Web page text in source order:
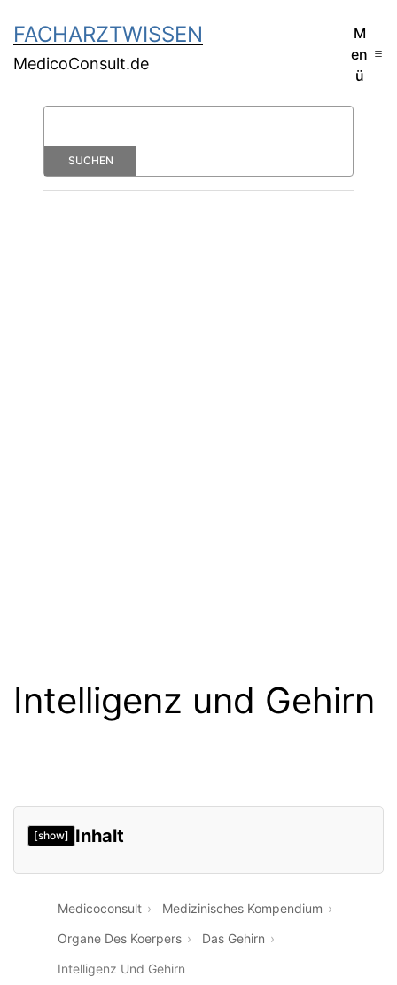
FACHARZTWISSEN
MedicoConsult.de
M
en
ü
Intelligenz und Gehirn
[show] Inhalt
Medicoconsult
Medizinisches Kompendium
Organe Des Koerpers
Das Gehirn
Intelligenz Und Gehirn